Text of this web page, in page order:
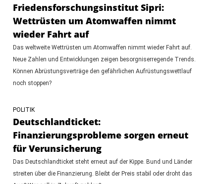
Friedensforschungsinstitut Sipri:
Wettrüsten um Atomwaffen nimmt
wieder Fahrt auf
Das weltweite Wettrüsten um Atomwaffen nimmt wieder Fahrt auf.
Neue Zahlen und Entwicklungen zeigen besorgniserregende Trends.
Können Abrüstungsverträge den gefährlichen Aufrüstungswettlauf
noch stoppen?
POLITIK
Deutschlandticket:
Finanzierungsprobleme sorgen erneut
für Verunsicherung
Das Deutschlandticket steht erneut auf der Kippe. Bund und Länder
streiten über die Finanzierung. Bleibt der Preis stabil oder droht das